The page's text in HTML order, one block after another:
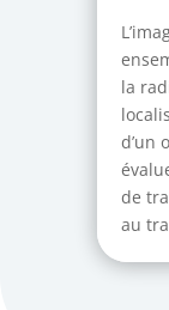
la
d’un
de
au